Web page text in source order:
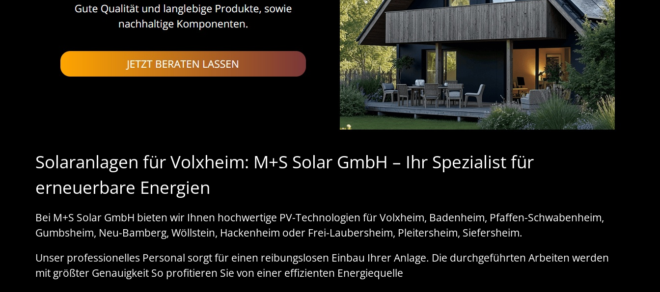
Solaranlagen für Volxheim: M+S Solar GmbH – Ihr Spezialist für
erneuerbare Energien
Bei M+S Solar GmbH bieten wir Ihnen hochwertige PV-Technologien für Volxheim, Badenheim, Pfaffen-Schwabenheim,
Gumbsheim, Neu-Bamberg, Wöllstein, Hackenheim oder Frei-Laubersheim, Pleitersheim, Siefersheim.
Unser professionelles Personal sorgt für einen reibungslosen Einbau Ihrer Anlage. Die durchgeführten Arbeiten werden
mit größter Genauigkeit So profitieren Sie von einer effizienten Energiequelle